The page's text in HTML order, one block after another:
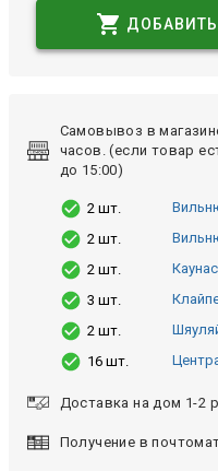
Самовывоз в
часов. (если товар
до 15:00)
2 шт.
2 шт.
2 шт.
3 шт.
2 шт.
16 шт.
Доставка на дом 1-2
Получение в